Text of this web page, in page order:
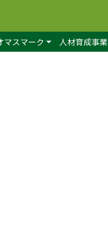
マスマーク 人材育成事業